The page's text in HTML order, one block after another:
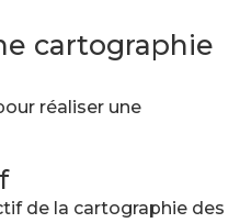
cartographie
réaliser une
de la cartographie des